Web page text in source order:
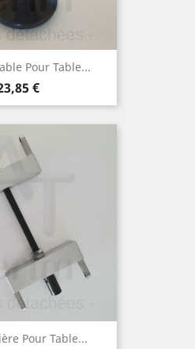
Pour Table...
€
Pour Table...